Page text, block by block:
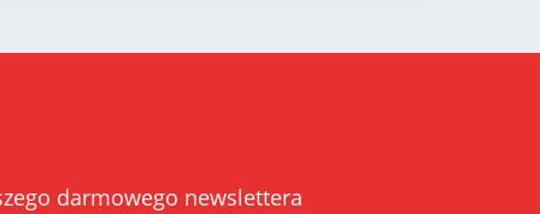
darmowego newslettera